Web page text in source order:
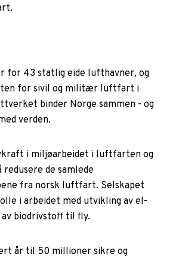
for 43 statlig eide lufthavner, og
for sivil og militær luftfart i
binder Norge sammen - og
verden.
i miljøarbeidet i luftfarten og
de samlede
fra norsk luftfart. Selskapet
i arbeidet med utvikling av el-
av biodrivstoff til fly.
år til 50 millioner sikre og